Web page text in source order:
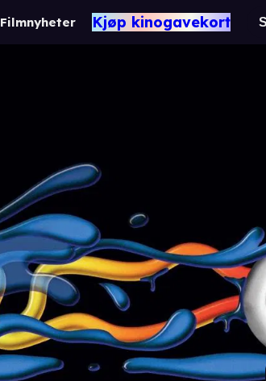
Filmnyheter Kjøp kinogavekort